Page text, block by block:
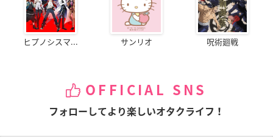
ヒプノシスマ... サンリオ 呪術廻戦
OFFICIAL SNS
フォローしてより楽しいオタクライフ！